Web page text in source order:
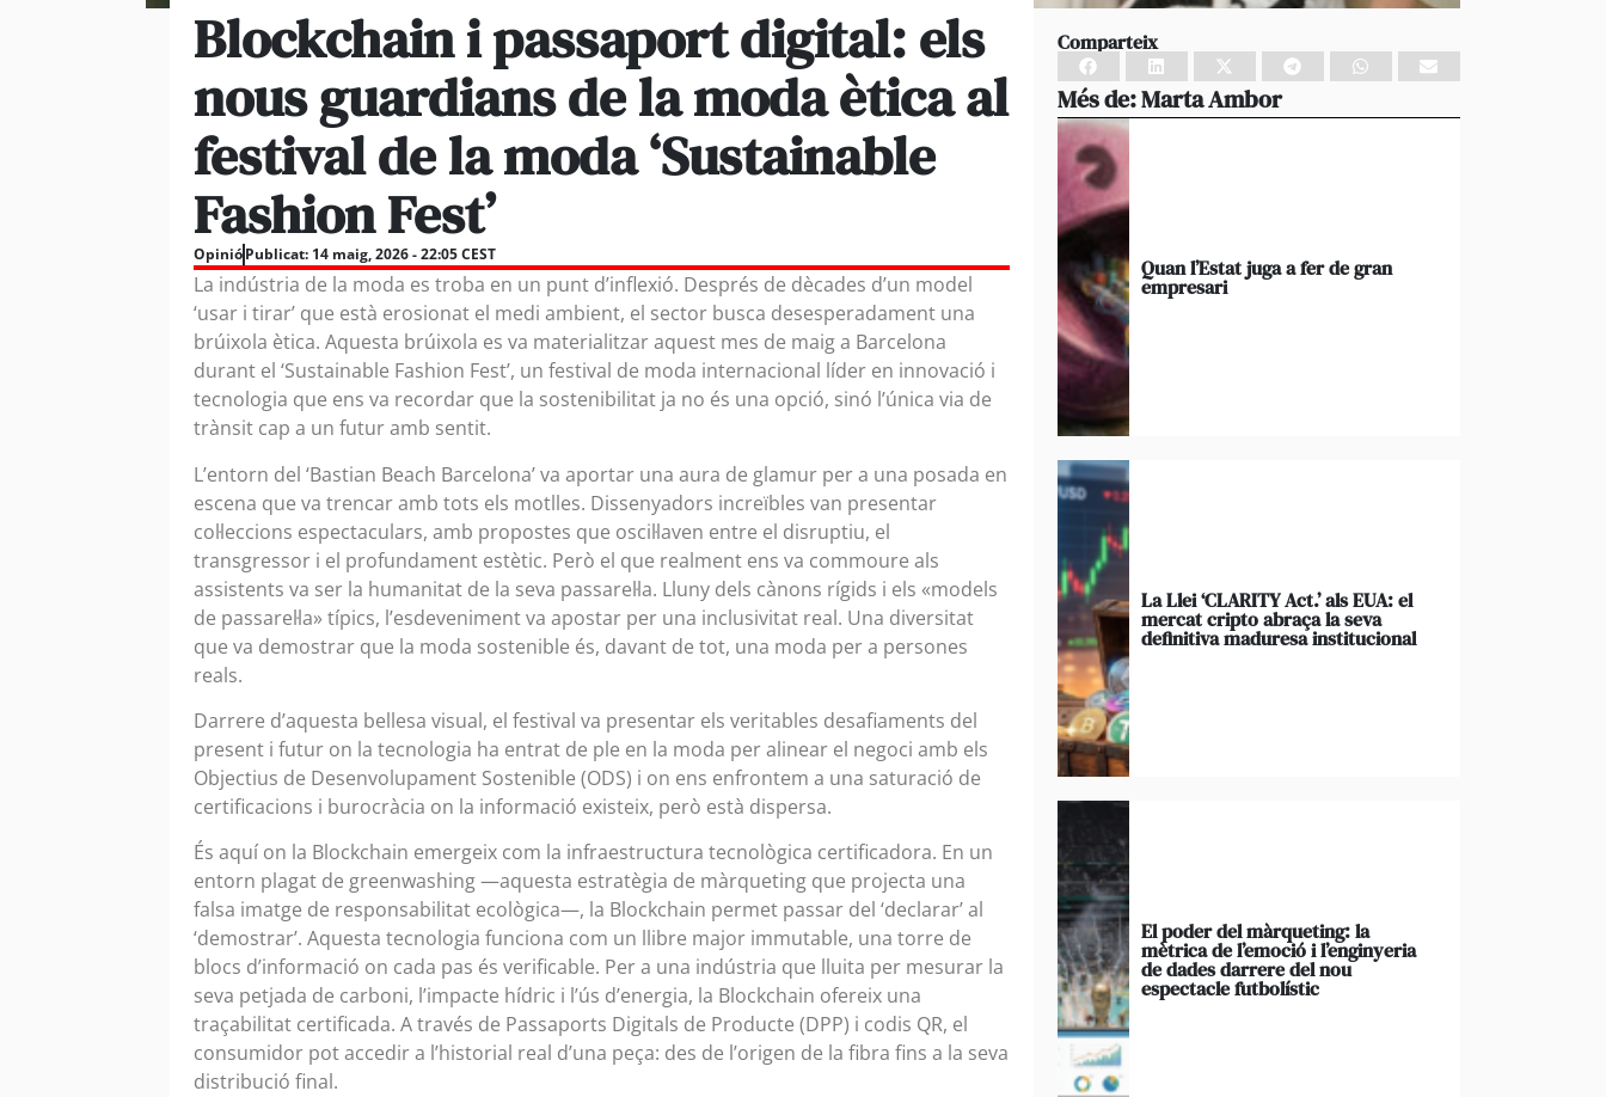
Blockchain i passaport digital: els
nous guardians de la moda ètica al
festival de la moda ‘Sustainable
Fashion Fest’
OpinióPublicat: 14 maig, 2026 - 22:05 CEST
La indústria de la moda es troba en un punt d’inflexió. Després de dècades d’un model
‘usar i tirar’ que està erosionat el medi ambient, el sector busca desesperadament una
brúixola ètica. Aquesta brúixola es va materialitzar aquest mes de maig a Barcelona
durant el ‘Sustainable Fashion Fest’, un festival de moda internacional líder en innovació i
tecnologia que ens va recordar que la sostenibilitat ja no és una opció, sinó l’única via de
trànsit cap a un futur amb sentit.
L’entorn del ‘Bastian Beach Barcelona’ va aportar una aura de glamur per a una posada en
escena que va trencar amb tots els motlles. Dissenyadors increïbles van presentar
col·leccions espectaculars, amb propostes que oscil·laven entre el disruptiu, el
transgressor i el profundament estètic. Però el que realment ens va commoure als
assistents va ser la humanitat de la seva passarel·la. Lluny dels cànons rígids i els «models
de passarel·la» típics, l’esdeveniment va apostar per una inclusivitat real. Una diversitat
que va demostrar que la moda sostenible és, davant de tot, una moda per a persones
reals.
Darrere d’aquesta bellesa visual, el festival va presentar els veritables desafiaments del
present i futur on la tecnologia ha entrat de ple en la moda per alinear el negoci amb els
Objectius de Desenvolupament Sostenible (ODS) i on ens enfrontem a una saturació de
certificacions i burocràcia on la informació existeix, però està dispersa.
És aquí on la Blockchain emergeix com la infraestructura tecnològica certificadora. En un
entorn plagat de greenwashing —aquesta estratègia de màrqueting que projecta una
falsa imatge de responsabilitat ecològica—, la Blockchain permet passar del ‘declarar’ al
‘demostrar’. Aquesta tecnologia funciona com un llibre major immutable, una torre de
blocs d’informació on cada pas és verificable. Per a una indústria que lluita per mesurar la
seva petjada de carboni, l’impacte hídric i l’ús d’energia, la Blockchain ofereix una
traçabilitat certificada. A través de Passaports Digitals de Producte (DPP) i codis QR, el
consumidor pot accedir a l’historial real d’una peça: des de l’origen de la fibra fins a la seva
distribució final.
Comparteix
Més de:Marta Ambor
Quan l’Estat juga a fer de gran
empresari
La Llei ‘CLARITY Act.’ als EUA: el
mercat cripto abraça la seva
definitiva maduresa institucional
El poder del màrqueting: la
mètrica de l’emoció i l’enginyeria
de dades darrere del nou
espectacle futbolístic